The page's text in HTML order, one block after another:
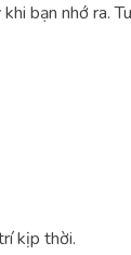
bạn nhớ ra.
kịp thời.